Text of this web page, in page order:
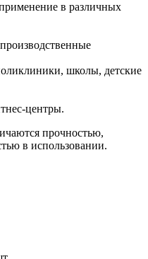
в различных
школы, детские
центры.
прочностью,
в использовании.